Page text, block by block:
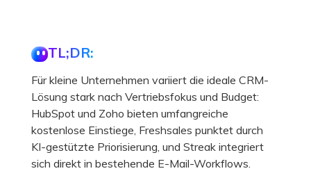
TL;DR:
Für kleine Unternehmen variiert die ideale CRM-
Lösung stark nach Vertriebsfokus und Budget:
HubSpot und Zoho bieten umfangreiche
kostenlose Einstiege, Freshsales punktet durch
KI-gestützte Priorisierung, und Streak integriert
sich direkt in bestehende E-Mail-Workflows.